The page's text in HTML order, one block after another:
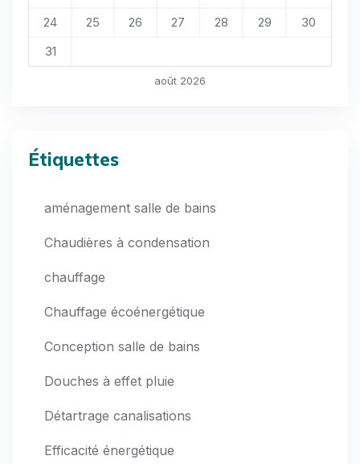
août 2026
24
25 26 27 28 29
30
31
Étiquettes
aménagement salle de bains
Chaudières à condensation
chauffage
Chauffage écoénergétique
Conception salle de bains
Douches à effet pluie
Détartrage canalisations
Efficacité énergétique